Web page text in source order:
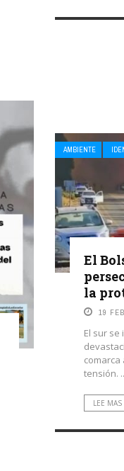
AMBIENTE
El
la
19
El sur se
comarca
tensión.
LEE MAS